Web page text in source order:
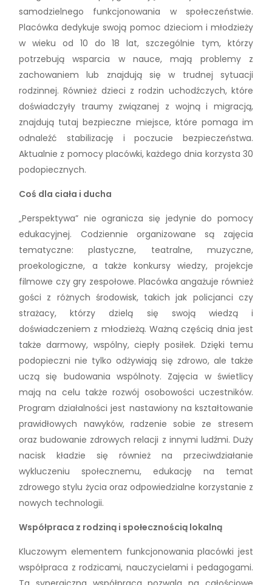
samodzielnego funkcjonowania w społeczeństwie.
Placówka dedykuje swoją pomoc dzieciom i młodzieży
w wieku od 10 do 18 lat, szczególnie tym, którzy
potrzebują wsparcia w nauce, mają problemy z
zachowaniem lub znajdują się w trudnej sytuacji
rodzinnej. Również dzieci z rodzin uchodźczych, które
doświadczyły traumy związanej z wojną i migracją,
znajdują tutaj bezpieczne miejsce, które pomaga im
odnaleźć stabilizację i poczucie bezpieczeństwa.
Aktualnie z pomocy placówki, każdego dnia korzysta 30
podopiecznych.
Coś dla ciała i ducha
„Perspektywa” nie ogranicza się jedynie do pomocy
edukacyjnej. Codziennie organizowane są zajęcia
tematyczne: plastyczne, teatralne, muzyczne,
proekologiczne, a także konkursy wiedzy, projekcje
filmowe czy gry zespołowe. Placówka angażuje również
gości z różnych środowisk, takich jak policjanci czy
strażacy, którzy dzielą się swoją wiedzą i
doświadczeniem z młodzieżą. Ważną częścią dnia jest
także darmowy, wspólny, ciepły posiłek. Dzięki temu
podopieczni nie tylko odżywiają się zdrowo, ale także
uczą się budowania wspólnoty. Zajęcia w świetlicy
mają na celu także rozwój osobowości uczestników.
Program działalności jest nastawiony na kształtowanie
prawidłowych nawyków, radzenie sobie ze stresem
oraz budowanie zdrowych relacji z innymi ludźmi. Duży
nacisk kładzie się również na przeciwdziałanie
wykluczeniu społecznemu, edukację na temat
zdrowego stylu życia oraz odpowiedzialne korzystanie z
nowych technologii.
Współpraca z rodziną i społecznością lokalną
Kluczowym elementem funkcjonowania placówki jest
współpraca z rodzicami, nauczycielami i pedagogami.